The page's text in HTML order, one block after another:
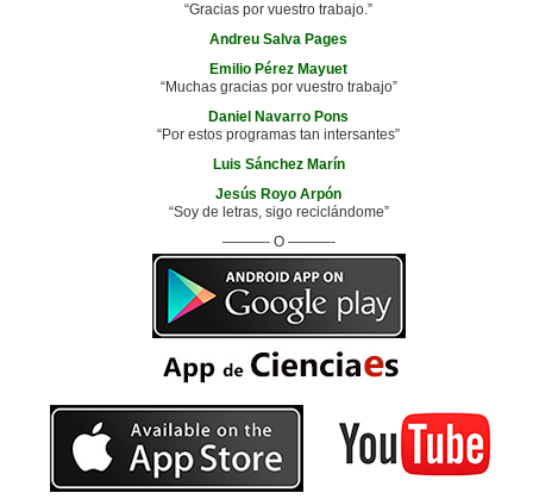
“Gracias por vuestro trabajo.”
Andreu Salva Pages
Emilio Pérez Mayuet
“Muchas gracias por vuestro trabajo”
Daniel Navarro Pons
“Por estos programas tan intersantes”
Luis Sánchez Marín
Jesús Royo Arpón
“Soy de letras, sigo reciclándome”
———- O ———-